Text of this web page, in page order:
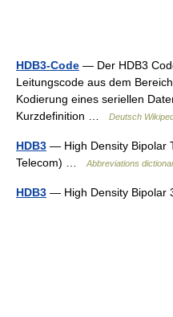
HDB3-Code — Der HDB3
Leitungscode aus dem
Kodierung eines seriellen
Kurzdefinition …
Deutsch
HDB3 — High Density Bipolar
Telecom) …
Abbreviations
HDB3 — High Density